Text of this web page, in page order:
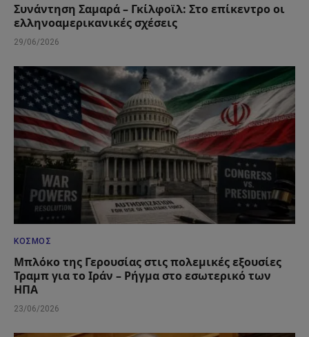
Συνάντηση Σαμαρά – Γκίλφοϊλ: Στο επίκεντρο οι
ελληνοαμερικανικές σχέσεις
29/06/2026
ΚΌΣΜΟΣ
Μπλόκο της Γερουσίας στις πολεμικές εξουσίες
Τραμπ για το Ιράν – Ρήγμα στο εσωτερικό των
ΗΠΑ
23/06/2026